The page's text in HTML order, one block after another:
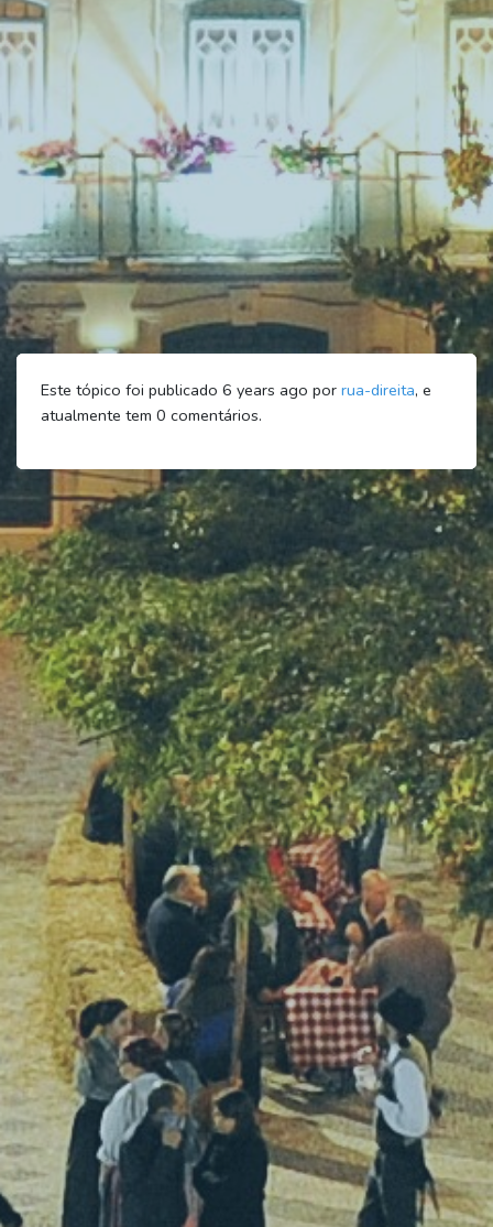
Este tópico foi publicado 6 years ago por rua-direita, e
atualmente tem 0 comentários.